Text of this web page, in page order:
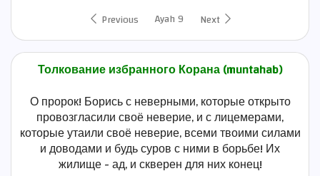
Previous
Ayah 9 Next
Толкование избранного Корана (muntahab)
О пророк! Борись с неверными, которые открыто
провозгласили своё неверие, и с лицемерами,
которые утаили своё неверие, всеми твоими силами
и доводами и будь суров с ними в борьбе! Их
жилище - ад, и скверен для них конец!